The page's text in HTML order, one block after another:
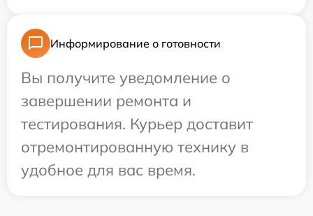
Информирование о готовности
Вы получите уведомление о
завершении ремонта и
тестирования. Курьер доставит
отремонтированную технику в
удобное для вас время.